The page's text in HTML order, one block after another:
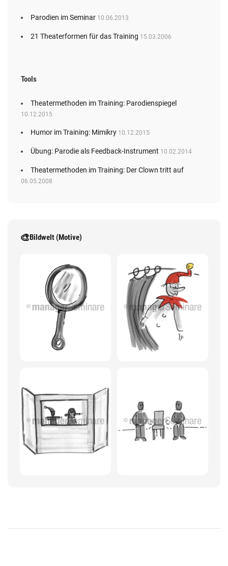
Parodien im Seminar 10.06.2013
21 Theaterformen für das Training 15.03.2006
Tools
Theatermethoden im Training: Parodienspiegel
10.12.2015
Humor im Training: Mimikry 10.12.2015
Übung: Parodie als Feedback-Instrument 10.02.2014
Theatermethoden im Training: Der Clown tritt auf
06.05.2008
🎨 Bildwelt (Motive)